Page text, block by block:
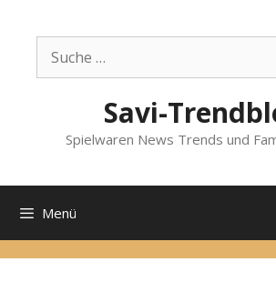
Inhalt
springen
nach:
Savi-
Spielwaren News Trends und
Menü